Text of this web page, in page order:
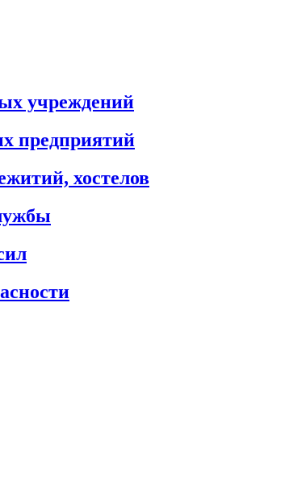
учреждений
предприятий
хостелов